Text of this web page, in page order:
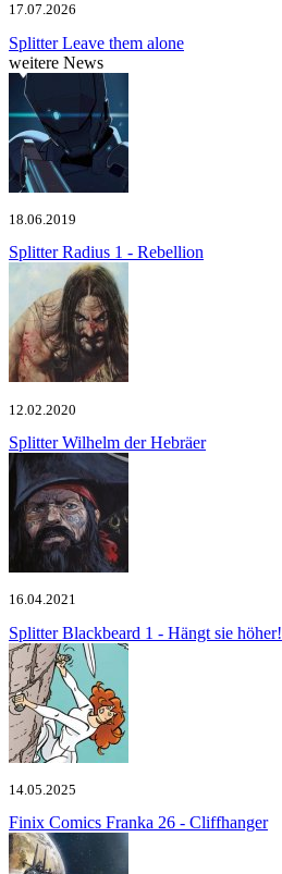
17.07.2026
SplitterLeave them alone
weitere News
18.06.2019
SplitterRadius 1 - Rebellion
12.02.2020
SplitterWilhelm der Hebräer
16.04.2021
SplitterBlackbeard 1 - Hängt sie höher!
14.05.2025
Finix Comics Franka 26 - Cliffhanger